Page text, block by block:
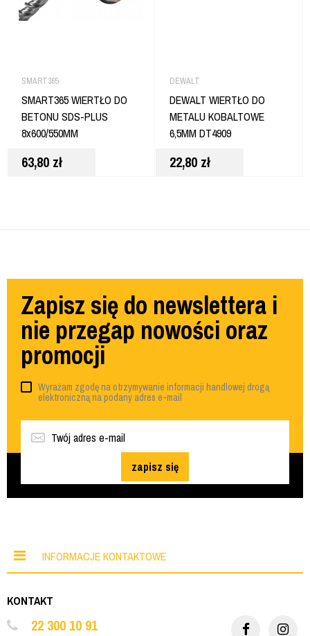
SMART365
SMART365 WIERTŁO DO
BETONU SDS-PLUS
8x600/550MM
63,80 zł
DEWALT
DEWALT WIERTŁO DO
METALU KOBALTOWE
6,5MM DT4909
22,80 zł
Zapisz się do newslettera i
nie przegap nowości oraz
promocji
Wyrażam zgodę na otrzymywanie informacji handlowej drogą
elektroniczną na podany adres e-mail
zapisz się
INFORMACJE KONTAKTOWE
KONTAKT
22 300 10 91